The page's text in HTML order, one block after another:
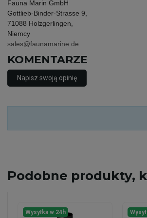
Fauna Marin GmbH
Gottlieb-Binder-Strasse 9,
71088 Holzgerlingen,
Niemcy
sales@faunamarine.de
KOMENTARZE
Napisz swoją opinię
Podobne produkty,
Wysyłka w 24h